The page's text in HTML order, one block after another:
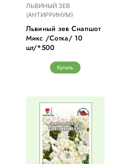
ЛЬВИНЫЙ ЗЕВ
(АНТИРРИНУМ)
Львиный зев Снапшот
Микс /Сотка/ 10
шт/*500
Купить